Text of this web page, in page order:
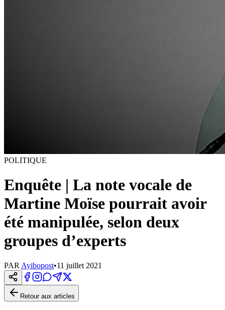
POLITIQUE
Enquête | La note vocale de
Martine Moïse pourrait avoir
été manipulée, selon deux
groupes d’experts
PAR Ayibopost•11 juillet 2021
Retour aux articles